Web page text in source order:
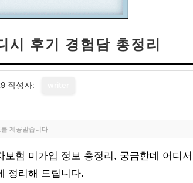
시 후기 경험담 총정리
작성자:
제공받습니다.
험 미가입 정보 총정리, 궁금한데 어디
정리해 드립니다.